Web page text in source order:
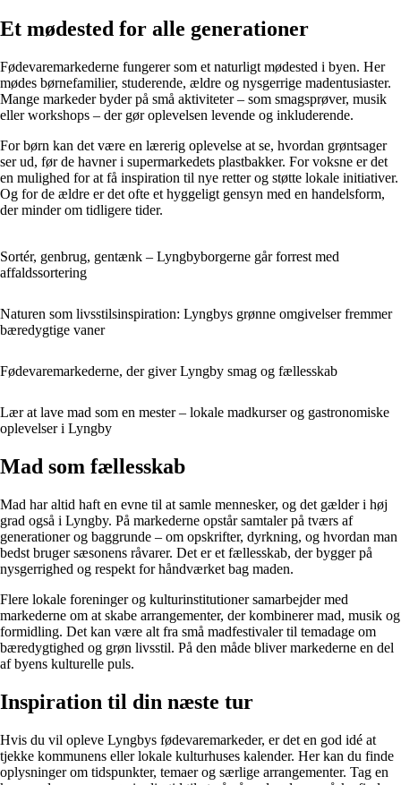
Et mødested for alle generationer
Fødevaremarkederne fungerer som et naturligt mødested i byen. Her
mødes børnefamilier, studerende, ældre og nysgerrige madentusiaster.
Mange markeder byder på små aktiviteter – som smagsprøver, musik
eller workshops – der gør oplevelsen levende og inkluderende.
For børn kan det være en lærerig oplevelse at se, hvordan grøntsager
ser ud, før de havner i supermarkedets plastbakker. For voksne er det
en mulighed for at få inspiration til nye retter og støtte lokale initiativer.
Og for de ældre er det ofte et hyggeligt gensyn med en handelsform,
der minder om tidligere tider.
Sortér, genbrug, gentænk – Lyngbyborgerne går forrest med
affaldssortering
Naturen som livsstilsinspiration: Lyngbys grønne omgivelser fremmer
bæredygtige vaner
Fødevaremarkederne, der giver Lyngby smag og fællesskab
Lær at lave mad som en mester – lokale madkurser og gastronomiske
oplevelser i Lyngby
Mad som fællesskab
Mad har altid haft en evne til at samle mennesker, og det gælder i høj
grad også i Lyngby. På markederne opstår samtaler på tværs af
generationer og baggrunde – om opskrifter, dyrkning, og hvordan man
bedst bruger sæsonens råvarer. Det er et fællesskab, der bygger på
nysgerrighed og respekt for håndværket bag maden.
Flere lokale foreninger og kulturinstitutioner samarbejder med
markederne om at skabe arrangementer, der kombinerer mad, musik og
formidling. Det kan være alt fra små madfestivaler til temadage om
bæredygtighed og grøn livsstil. På den måde bliver markederne en del
af byens kulturelle puls.
Inspiration til din næste tur
Hvis du vil opleve Lyngbys fødevaremarkeder, er det en god idé at
tjekke kommunens eller lokale kulturhuses kalender. Her kan du finde
oplysninger om tidspunkter, temaer og særlige arrangementer. Tag en